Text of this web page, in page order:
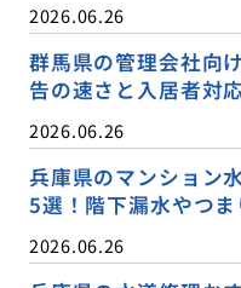
2026.06.26
群馬県の管理会社向
告の速さと入居者対
2026.06.26
兵庫県のマンション
5選！階下漏水やつ
2026.06.26